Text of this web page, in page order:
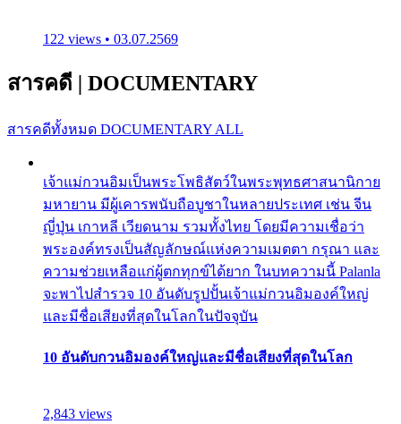
122 views • 03.07.2569
สารคดี | DOCUMENTARY
สารคดีทั้งหมด DOCUMENTARY ALL
เจ้าแม่กวนอิมเป็นพระโพธิสัตว์ในพระพุทธศาสนานิกาย
มหายาน มีผู้เคารพนับถือบูชาในหลายประเทศ เช่น จีน
ญี่ปุ่น เกาหลี เวียดนาม รวมทั้งไทย โดยมีความเชื่อว่า
พระองค์ทรงเป็นสัญลักษณ์แห่งความเมตตา กรุณา และ
ความช่วยเหลือแก่ผู้ตกทุกข์ได้ยาก ในบทความนี้ Palanla
จะพาไปสำรวจ 10 อันดับรูปปั้นเจ้าแม่กวนอิมองค์ใหญ่
และมีชื่อเสียงที่สุดในโลกในปัจจุบัน
10 อันดับกวนอิมองค์ใหญ่และมีชื่อเสียงที่สุดในโลก
2,843 views